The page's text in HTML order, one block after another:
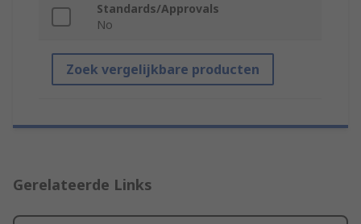
Standards/Approvals
No
Zoek vergelijkbare producten
Gerelateerde Links